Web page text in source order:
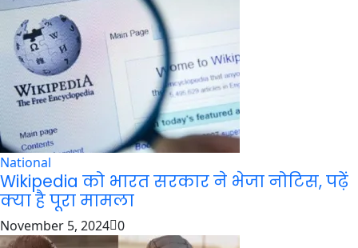
National
Wikipedia को भारत सरकार ने भेजा नोटिस, पढ़ें
क्या है पूरा मामला
November 5, 2024 0